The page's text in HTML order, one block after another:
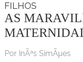
FILHOS
AS
Por InÃªs SimÃµes